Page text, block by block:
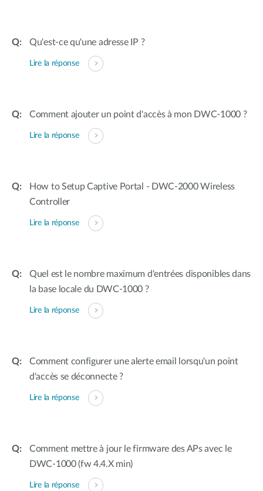
Qu'est-ce qu'une adresse IP ?
Lire la réponse
Comment ajouter un point d'accès à mon DWC-1000 ?
Lire la réponse
How to Setup Captive Portal - DWC-2000 Wireless
Controller
Lire la réponse
Quel est le nombre maximum d'entrées disponibles dans
la base locale du DWC-1000 ?
Lire la réponse
Comment configurer une alerte email lorsqu'un point
d'accès se déconnecte ?
Lire la réponse
Comment mettre à jour le firmware des APs avec le
DWC-1000 (fw 4.4.X min)
Lire la réponse